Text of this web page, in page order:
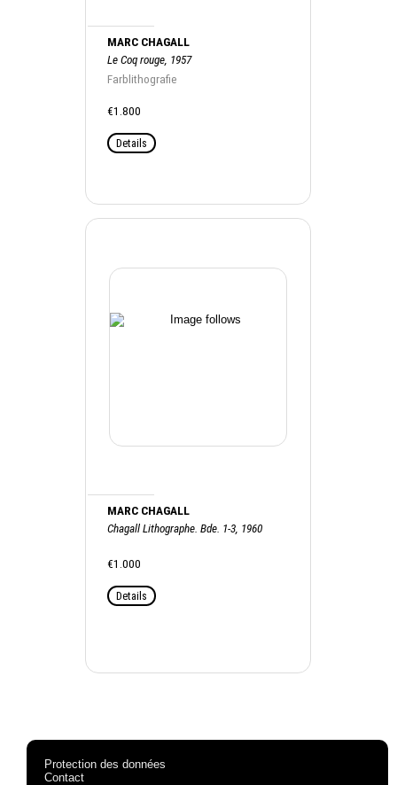
MARC CHAGALL
Le Coq rouge, 1957
Farblithografie
€1.800
Details
MARC CHAGALL
Chagall Lithographe. Bde. 1-3, 1960
€1.000
Details
Protection des données
Contact